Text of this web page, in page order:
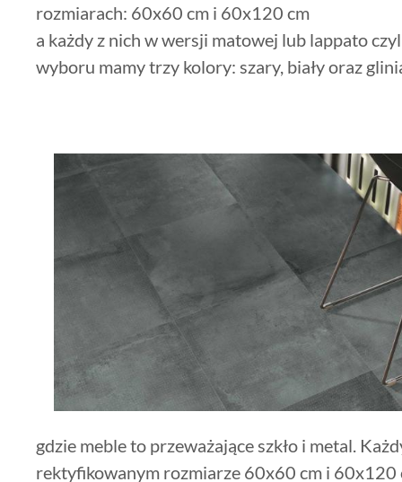
rozmiarach: 60x60 cm i 60x120 cm
a każdy z nich w wersji matowej lub lappato
wyboru mamy trzy kolory: szary, biały oraz
gdzie meble to przeważające szkło i metal.
rektyfikowanym rozmiarze 60x60 cm i 60x120